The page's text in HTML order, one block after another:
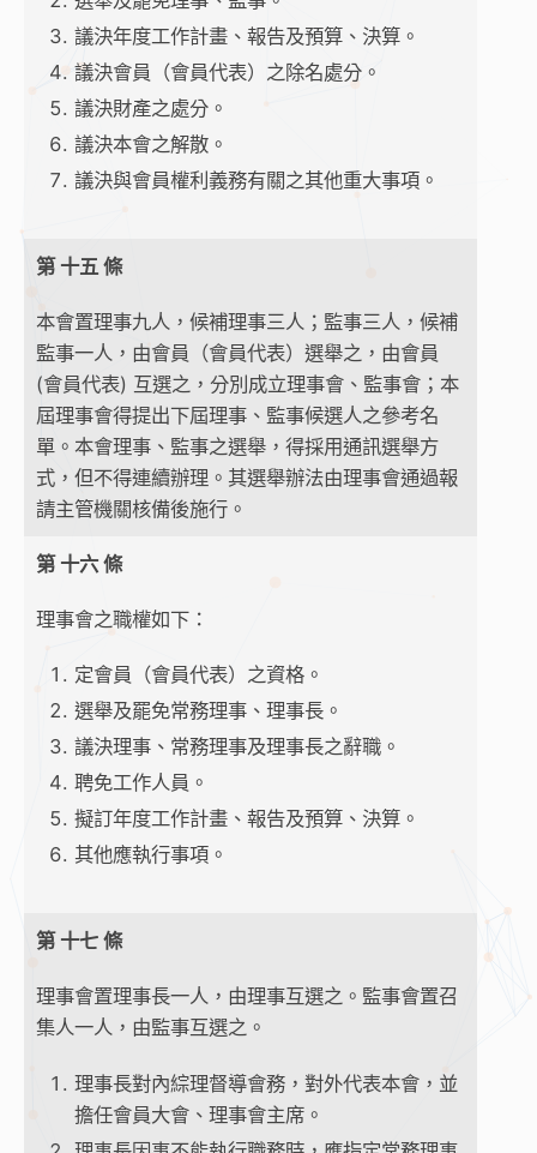
議決年度工作計畫、報告及預算、決算。
議決會員（會員代表）之除名處分。
議決財產之處分。
議決本會之解散。
議決與會員權利義務有關之其他重大事項。
第 十五 條
本會置理事九人，候補理事三人；監事三人，候補
監事一人，由會員（會員代表）選舉之，由會員
(會員代表) 互選之，分別成立理事會、監事會；本
屆理事會得提出下屆理事、監事候選人之參考名
單。本會理事、監事之選舉，得採用通訊選舉方
式，但不得連續辦理。其選舉辦法由理事會通過報
請主管機關核備後施行。
第 十六 條
理事會之職權如下：
定會員（會員代表）之資格。
選舉及罷免常務理事、理事長。
議決理事、常務理事及理事長之辭職。
聘免工作人員。
擬訂年度工作計畫、報告及預算、決算。
其他應執行事項。
第 十七 條
理事會置理事長一人，由理事互選之。監事會置召
集人一人，由監事互選之。
理事長對內綜理督導會務，對外代表本會，並
擔任會員大會、理事會主席。